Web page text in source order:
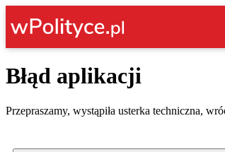
Błąd aplikacji
Przepraszamy, wystąpiła usterka techniczna,